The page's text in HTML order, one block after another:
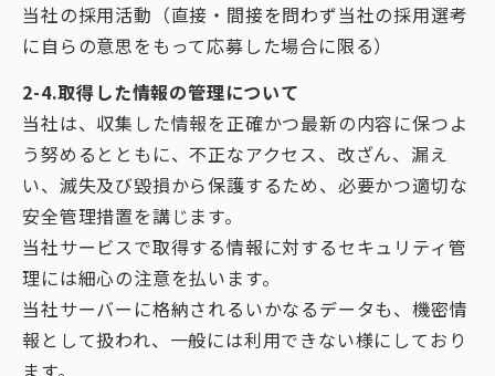
当社の採用活動（直接・間接を問わず当社の採用選考
に自らの意思をもって応募した場合に限る）
2-4.取得した情報の管理について
当社は、収集した情報を正確かつ最新の内容に保つよ
う努めるとともに、不正なアクセス、改ざん、漏え
い、滅失及び毀損から保護するため、必要かつ適切な
安全管理措置を講じます。
当社サービスで取得する情報に対するセキュリティ管
理には細心の注意を払います。
当社サーバーに格納されるいかなるデータも、機密情
報として扱われ、一般には利用できない様にしており
ます。